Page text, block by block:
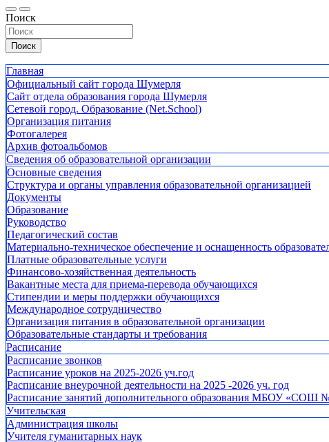
Поиск
Поиск
Главная
Официальный сайт города Шумерля
Сайт отдела образования города Шумерля
Сетевой город. Образование (Net.School)
Организация питания
Фотогалерея
Архив фотоальбомов
Сведения об образовательной организации
Основные сведения
Структура и органы управления образовательной организацией
Документы
Образование
Руководство
Педагогический состав
Материально-техническое обеспечение и оснащенность
Платные образовательные услуги
Финансово-хозяйственная деятельность
Вакантные места для приема-перевода обучающихся
Стипендии и меры поддержки обучающихся
Международное сотрудничество
Организация питания в образовательной организации
Образовательные стандарты и требования
Расписание
Расписание звонков
Расписание уроков на 2025-2026 уч.год
Расписание внеурочной деятельности на 2025 -2026 уч. год
Расписание занятий дополнительного образования МБОУ «СОШ
Учительская
Администрация школы
Учителя гуманитарных наук